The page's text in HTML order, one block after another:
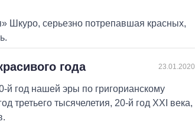
Шкуро, серьезно потрепавшая красных,
года 23.01.2020
й год нашей эры по григорианскому
третьего тысячелетия, 20-й год ХХI века,